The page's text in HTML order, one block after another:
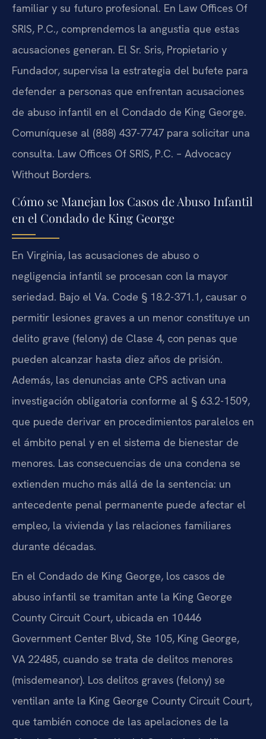
familiar y su futuro profesional. En Law Offices Of
SRIS, P.C., comprendemos la angustia que estas
acusaciones generan. El Sr. Sris, Propietario y
Fundador, supervisa la estrategia del bufete para
defender a personas que enfrentan acusaciones
de abuso infantil en el Condado de King George.
Comuníquese al (888) 437-7747 para solicitar una
consulta. Law Offices Of SRIS, P.C. – Advocacy
Without Borders.
Cómo se Manejan los Casos de Abuso Infantil
en el Condado de King George
En Virginia, las acusaciones de abuso o
negligencia infantil se procesan con la mayor
seriedad. Bajo el Va. Code § 18.2-371.1, causar o
permitir lesiones graves a un menor constituye un
delito grave (felony) de Clase 4, con penas que
pueden alcanzar hasta diez años de prisión.
Además, las denuncias ante CPS activan una
investigación obligatoria conforme al § 63.2-1509,
que puede derivar en procedimientos paralelos en
el ámbito penal y en el sistema de bienestar de
menores. Las consecuencias de una condena se
extienden mucho más allá de la sentencia: un
antecedente penal permanente puede afectar el
empleo, la vivienda y las relaciones familiares
durante décadas.
En el Condado de King George, los casos de
abuso infantil se tramitan ante la King George
County Circuit Court, ubicada en 10446
Government Center Blvd, Ste 105, King George,
VA 22485, cuando se trata de delitos menores
(misdemeanor). Los delitos graves (felony) se
ventilan ante la King George County Circuit Court,
que también conoce de las apelaciones de la